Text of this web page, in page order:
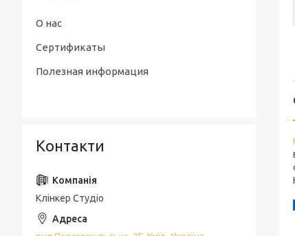
О нас
Сертификаты
Полезная информация
Контакти
Клінкер Студіо